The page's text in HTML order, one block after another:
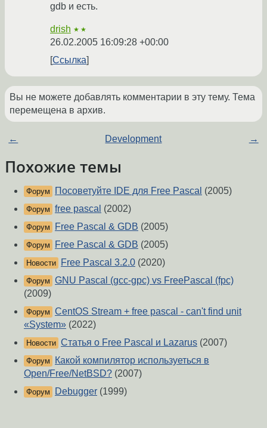
gdb и есть.
drish ★★
26.02.2005 16:09:28 +00:00
Ссылка
Вы не можете добавлять комментарии в эту тему. Тема
перемещена в архив.
← Development →
Похожие темы
Форум Посоветуйте IDE для Free Pascal (2005)
Форум free pascal (2002)
Форум Free Pascal & GDB (2005)
Форум Free Pascal & GDB (2005)
Новости Free Pascal 3.2.0 (2020)
Форум GNU Pascal (gcc-gpc) vs FreePascal (fpc)
(2009)
Форум CentOS Stream + free pascal - can't find unit
«System» (2022)
Новости Статья о Free Pascal и Lazarus (2007)
Форум
Какой компилятор используеться в
Open/Free/NetBSD? (2007)
Форум Debugger (1999)